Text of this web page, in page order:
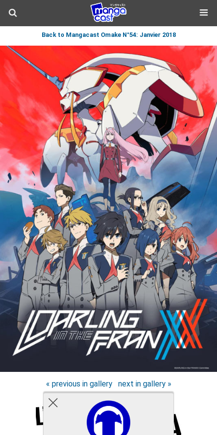
Back to Mangacast Omake N°54: Janvier 2018
« previous in gallery next in gallery »